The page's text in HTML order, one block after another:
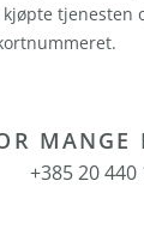
tjenesten
MANGE
+385 20 440